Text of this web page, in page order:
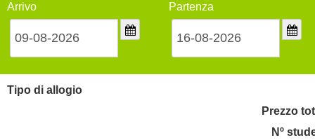
Arrivo Partenza
Tipo di allogio
Prezzo
Nº